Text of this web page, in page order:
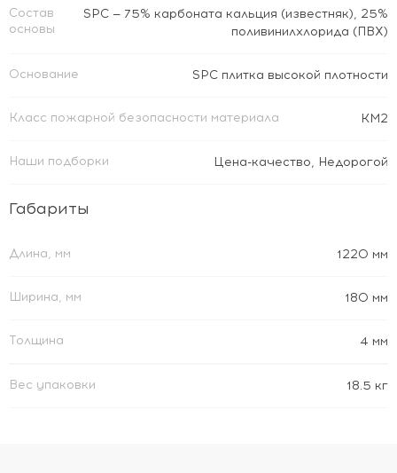
Состав
основы
SPC — 75% карбоната кальция (известняк), 25%
поливинилхлорида (ПВХ)
Основание SPC плитка высокой плотности
Класс пожарной безопасности материала КМ2
Наши подборки Цена-качество, Недорогой
Габариты
Длина, мм 1220 мм
Ширина, мм 180 мм
Толщина 4 мм
Вес упаковки 18.5 кг